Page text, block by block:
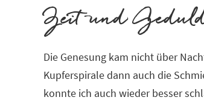
Zeit und
Die Genesung kam nicht über
Kupferspirale dann auch die
konnte ich auch wieder besser